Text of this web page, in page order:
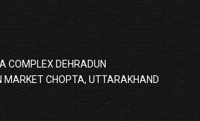
COMPLEX DEHRADUN
MARKET CHOPTA, UTTARAKHAND